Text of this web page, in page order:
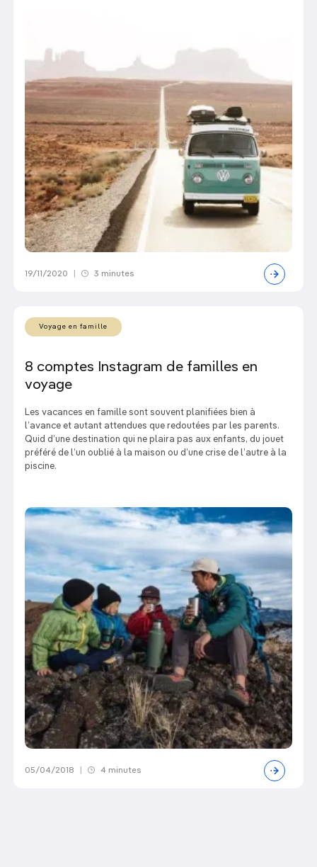
19/11/2020 3 minutes
Voyage en famille
8 comptes Instagram de familles en
voyage
Les vacances en famille sont souvent planifiées bien à
l’avance et autant attendues que redoutées par les parents.
Quid d’une destination qui ne plaira pas aux enfants, du jouet
préféré de l’un oublié à la maison ou d’une crise de l’autre à la
piscine.
05/04/2018 4 minutes